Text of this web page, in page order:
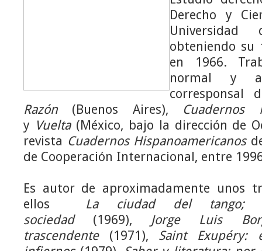
Derecho y
Universidad
obteniendo
en 1966.
normal y
corresponsal
Razón (Buenos Aires), Cuadernos
y Vuelta(México, bajo la dirección de
revista Cuadernos Hispanoamericanos
de Cooperación Internacional, entre
Es autor de aproximadamente unos
ellos La ciudad del tango;
sociedad(1969), Jorge Luis
trascendente(1971), Saint